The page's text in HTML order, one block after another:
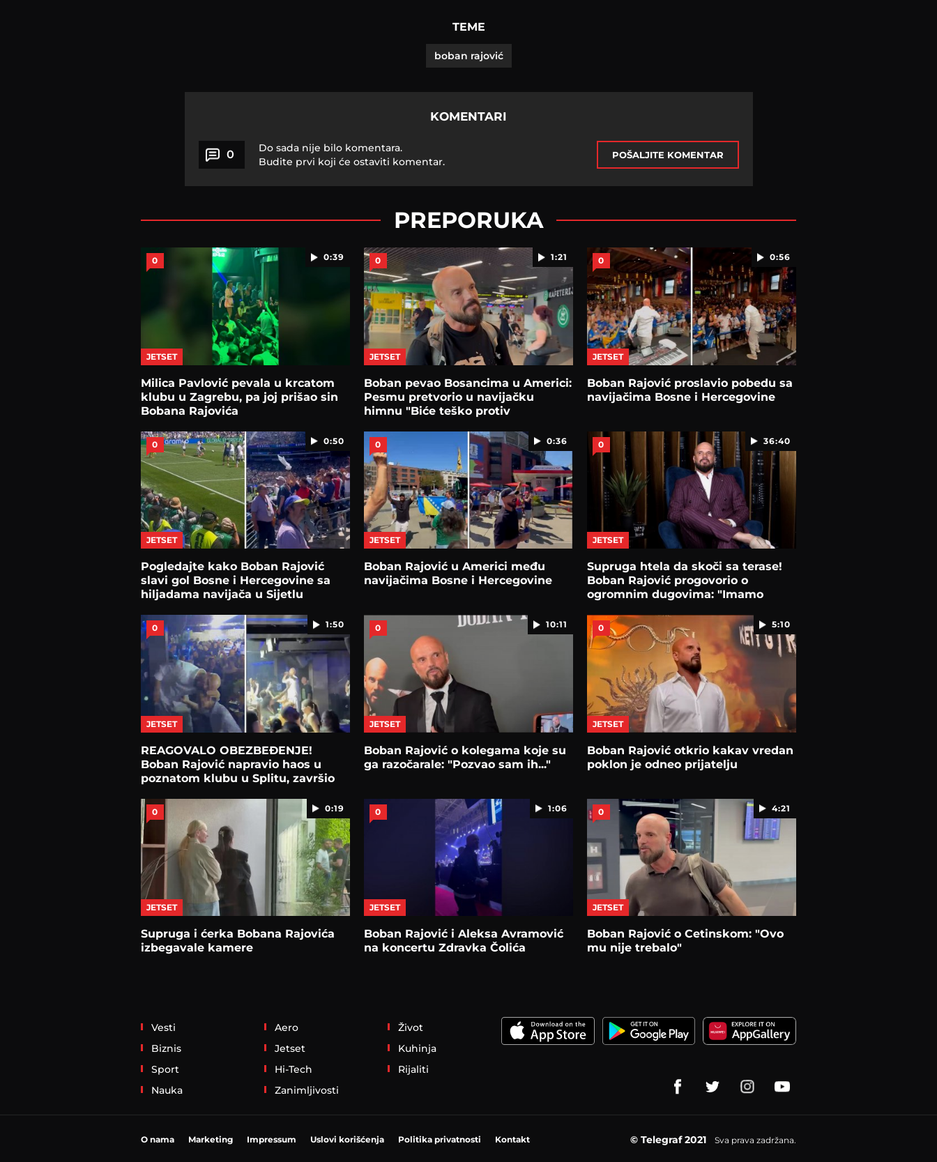
TEME
boban rajović
KOMENTARI
0
Do sada nije bilo komentara.
Budite prvi koji će ostaviti komentar.
POŠALJITE KOMENTAR
PREPORUKA
0:39
0
JETSET
Milica Pavlović pevala u krcatom
klubu u Zagrebu, pa joj prišao sin
Bobana Rajovića
1:21
0
JETSET
Boban pevao Bosancima u Americi:
Pesmu pretvorio u navijačku
himnu "Biće teško protiv
0:56
0
JETSET
Boban Rajović proslavio pobedu sa
navijačima Bosne i Hercegovine
0:50
0
JETSET
Pogledajte kako Boban Rajović
slavi gol Bosne i Hercegovine sa
hiljadama navijača u Sijetlu
0:36
0
JETSET
Boban Rajović u Americi među
navijačima Bosne i Hercegovine
36:40
0
JETSET
Supruga htela da skoči sa terase!
Boban Rajović progovorio o
ogromnim dugovima: "Imamo
1:50
0
JETSET
REAGOVALO OBEZBEĐENJE!
Boban Rajović napravio haos u
poznatom klubu u Splitu, završio
10:11
0
JETSET
Boban Rajović o kolegama koje su
ga razočarale: "Pozvao sam ih..."
5:10
0
JETSET
Boban Rajović otkrio kakav vredan
poklon je odneo prijatelju
0:19
0
JETSET
Supruga i ćerka Bobana Rajovića
izbegavale kamere
1:06
0
JETSET
Boban Rajović i Aleksa Avramović
na koncertu Zdravka Čolića
4:21
0
JETSET
Boban Rajović o Cetinskom: "Ovo
mu nije trebalo"
Vesti
Biznis
Sport
Nauka
Aero
Jetset
Hi-Tech
Zanimljivosti
Život
Kuhinja
Rijaliti
O nama Marketing Impressum Uslovi korišćenja Politika privatnosti Kontakt © Telegraf 2021 Sva prava zadržana.